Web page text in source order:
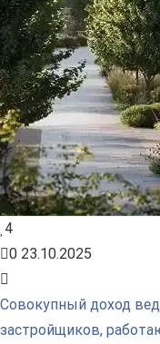
4
0 23.10.2025
Совокупный доход
застройщиков,